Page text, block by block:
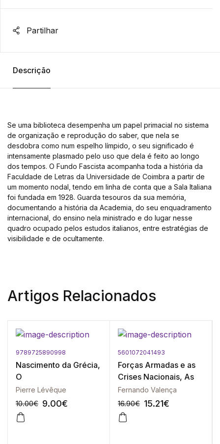
Partilhar
Descrição
Se uma biblioteca desempenha um papel primacial no sistema
de organização e reprodução do saber, que nela se
desdobra como num espelho límpido, o seu significado é
intensamente plasmado pelo uso que dela é feito ao longo
dos tempos. O Fundo Fascista acompanha toda a história da
Faculdade de Letras da Universidade de Coimbra a partir de
um momento nodal, tendo em linha de conta que a Sala Italiana
foi fundada em 1928. Guarda tesouros da sua memória,
documentando a história da Academia, do seu enquadramento
internacional, do ensino nela ministrado e do lugar nesse
quadro ocupado pelos estudos italianos, entre estratégias de
visibilidade e de ocultamente.
Artigos Relacionados
9789725890998
Nascimento da Grécia,
O
Pierre Lévêque
10.00€ 9.00€
5601072041493
Forças Armadas e as
Crises Nacionais, As
Fernando Valença
16.90€ 15.21€